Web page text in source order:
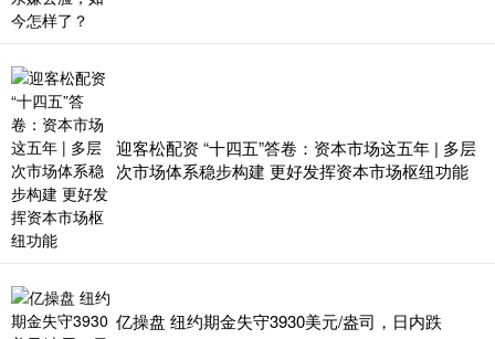
迎客松配资 “十四五”答卷：资本市场这五年 | 多层
次市场体系稳步构建 更好发挥资本市场枢纽功能
亿操盘 纽约期金失守3930美元/盎司，日内跌